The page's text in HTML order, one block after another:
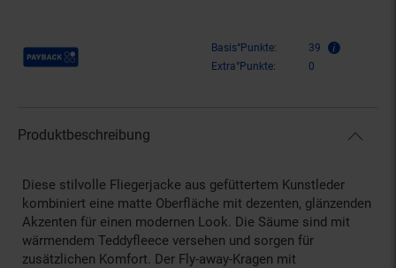
Payback Punkte Basis°Punkte:
39
Extra°Punkte:
0
Produktbeschreibung
Diese stilvolle Fliegerjacke aus gefüttertem Kunstleder
kombiniert eine matte Oberfläche mit dezenten, glänzenden
Akzenten für einen modernen Look. Die Säume sind mit
wärmendem Teddyfleece versehen und sorgen für
zusätzlichen Komfort. Der Fly-away-Kragen mit